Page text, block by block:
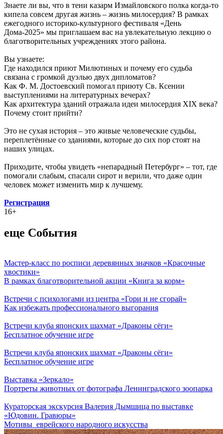
Знаете ли вы, что в тени казарм Измайловского полка когда-то
кипела совсем другая жизнь – жизнь милосердия? В рамках
ежегодного историко-культурного фестиваля «День
Дома-2025» мы приглашаем вас на увлекательную лекцию о
благотворительных учреждениях этого района.
Вы узнаете:
Где находился приют Милютиных и почему его судьба
связана с громкой дуэлью двух дипломатов?
Как Ф. М. Достоевский помогал приюту Св. Ксении
выступлениями на литературных вечерах?
Как архитектура зданий отражала идеи милосердия XIX века?
Почему стоит прийти?
Это не сухая история – это живые человеческие судьбы,
переплетённые со зданиями, которые до сих пор стоят на
наших улицах.
Приходите, чтобы увидеть «непарадный Петербург» – тот, где
помогали слабым, спасали сирот и верили, что даже один
человек может изменить мир к лучшему.
Регистрация
16+
еще События
Мастер-класс по росписи деревянных значков «Красочные
хвостики»
В рамках благотворительной акции «Книга за корм»
Встречи с психологами из центра «Гори и не сгорай»
Как избежать профессионального выгорания
Встречи клуба японских шахмат «Драконы сёги»
Бесплатное обучение игре
Встречи клуба японских шахмат «Драконы сёги»
Бесплатное обучение игре
Выставка «Зеркало»
Портреты животных от фотографа Ленинградского зоопарка
Кураторская экскурсия Валерия Дымшица по выставке
«Юдовин. Гравюры»
Мотивы еврейского народного искусства